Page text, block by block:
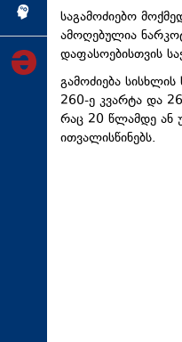
ინქვიზიცია
საგამოძიებო
ამოღებულია
დაფასოებისთვის
გამოძიება
260-ე კვარტა და
რაც 20 წლამდე ან
ითვალისწინებს.